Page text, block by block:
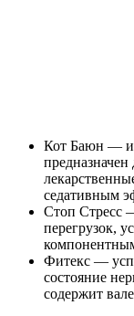
Кот Баюн —
предназначен
седативным
Стоп Стресс
перегрузок,
Фитекс —
состояние
содержит